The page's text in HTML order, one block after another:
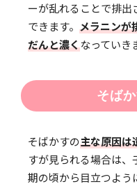
ーが乱れることで排
できます。 メラニンが
だんと濃くなっていき
そば
そばかすの主な原因は
すが見られる場合は
期の頃から目立つよう